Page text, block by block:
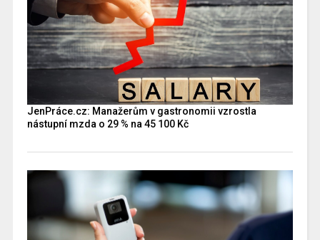
JenPráce.cz: Manažerům v gastronomii vzrostla
nástupní mzda o 29 % na 45 100 Kč